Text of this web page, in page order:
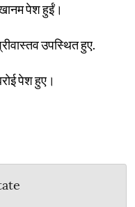
पेश हुईं।
उपस्थित हुए.
पेश हुए।